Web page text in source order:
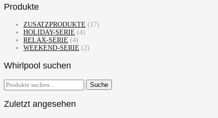
Produkte
ZUSATZPRODUKTE (17)
HOLIDAY-SERIE (4)
RELAX-SERIE (4)
WEEKEND-SERIE (2)
Whirlpool suchen
Suche
nach:
Suche
Zuletzt angesehen